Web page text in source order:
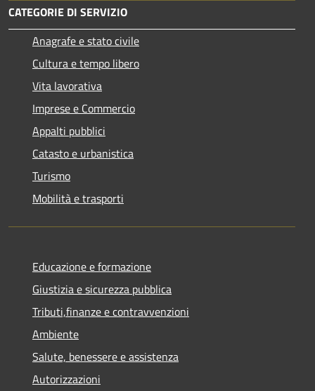
CATEGORIE DI SERVIZIO
Anagrafe e stato civile
Cultura e tempo libero
Vita lavorativa
Imprese e Commercio
Appalti pubblici
Catasto e urbanistica
Turismo
Mobilità e trasporti
Educazione e formazione
Giustizia e sicurezza pubblica
Tributi,finanze e contravvenzioni
Ambiente
Salute, benessere e assistenza
Autorizzazioni